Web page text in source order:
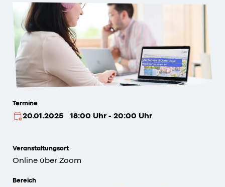
Termine
20.01.2025 18:00 Uhr - 20:00 Uhr
Veranstaltungsort
Online über Zoom
Bereich